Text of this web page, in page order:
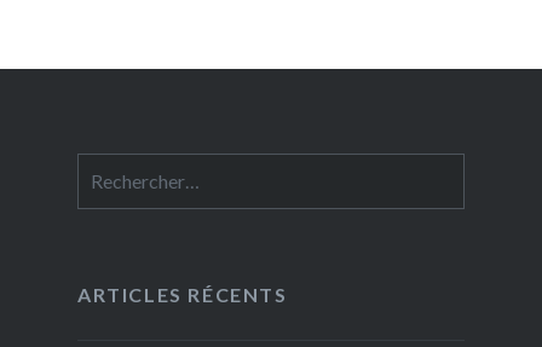
ARTICLES RÉCENTS